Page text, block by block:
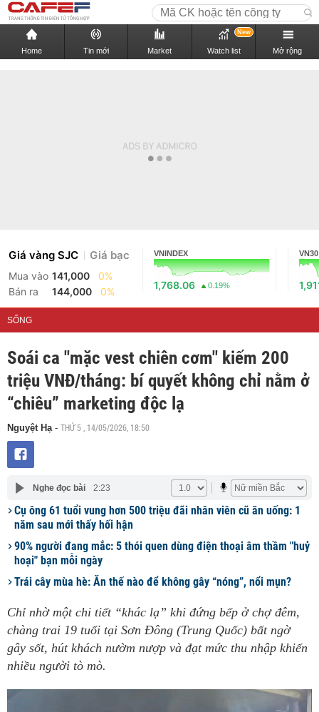
Home Tin mới Market Watch list
New
Mở rộng
Giá vàng SJC Giá bạc
Mua vào 141,000
0%
Bán ra
144,000 0%
VNINDEX
1,768.06 0.19%
VN30
SỐNG
Soái ca "mặc vest chiên cơm" kiếm 200
triệu VNĐ/tháng: bí quyết không chỉ nằm ở
“chiêu” marketing độc lạ
Nguyệt Hạ- THỨ 5 , 14/05/2026, 18:50
Nghe đọc bài 2:23
Cụ ông 61 tuổi vung hơn 500 triệu đãi nhân viên cũ ăn uống: 1
năm sau mới thấy hối hận
90% người đang mắc: 5 thói quen dùng điện thoại âm thầm "huỷ
hoại" bạn mỗi ngày
Trái cây mùa hè: Ăn thế nào để không gây “nóng”, nổi mụn?
Chỉ nhờ một chi tiết “khác lạ” khi đứng bếp ở chợ đêm,
chàng trai 19 tuổi tại Sơn Đông (Trung Quốc) bất ngờ
gây sốt, hút khách nườm nượp và đạt mức thu nhập khiến
nhiều người tò mò.